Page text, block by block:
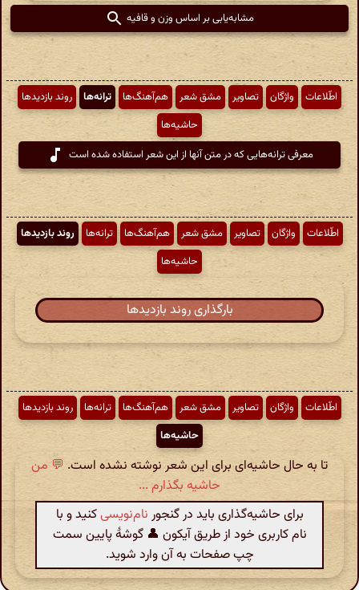
مشابه‌یابی بر اساس وزن و قافیه
اطّلاعات واژگان تصاویر مشق شعر هم‌آهنگ‌ها ترانه‌ها
روند بازدیدها
حاشیه‌ها
معرفی ترانه‌هایی که در متن آنها از این شعر استفاده شده است
اطّلاعات واژگان تصاویر مشق شعر هم‌آهنگ‌ها ترانه‌ها
روند بازدیدها
حاشیه‌ها
بارگذاری روند بازدیدها
اطّلاعات واژگان تصاویر مشق شعر هم‌آهنگ‌ها ترانه‌ها
روند بازدیدها
حاشیه‌ها
تا به حال حاشیه‌ای برای این شعر نوشته نشده است. 💬 من
حاشیه بگذارم ...
برای حاشیه‌گذاری باید در گنجور نام‌نویسیکنید و با
نام کاربری خود از طریق آیکون 👤 گوشهٔ پایین سمت
چپ صفحات به آن وارد شوید.